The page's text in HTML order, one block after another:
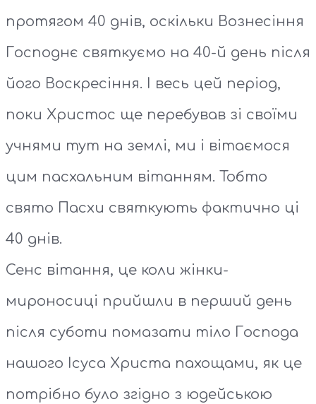
протягом 40 днів, оскільки Вознесіння
Господнє святкуємо на 40-й день після
його Воскресіння. І весь цей період,
поки Христос ще перебував зі своїми
учнями тут на землі, ми і вітаємося
цим пасхальним вітанням. Тобто
свято Пасхи святкують фактично ці
40 днів.
Сенс вітання, це коли жінки-
мироносиці прийшли в перший день
після суботи помазати тіло Господа
нашого Ісуса Христа пахощами, як це
потрібно було згідно з юдейською